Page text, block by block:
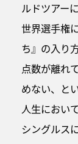
ルドツアー
世界選手権
ち』の入り
点数が離れ
めない、と
人生におい
シングルス